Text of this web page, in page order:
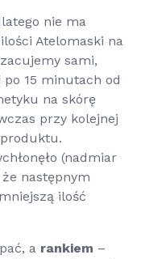
nie ma
Atelomaski na
sami,
15 minutach od
na skórę
przy kolejnej
(nadmiar
następnym
ilość
a rankiem –